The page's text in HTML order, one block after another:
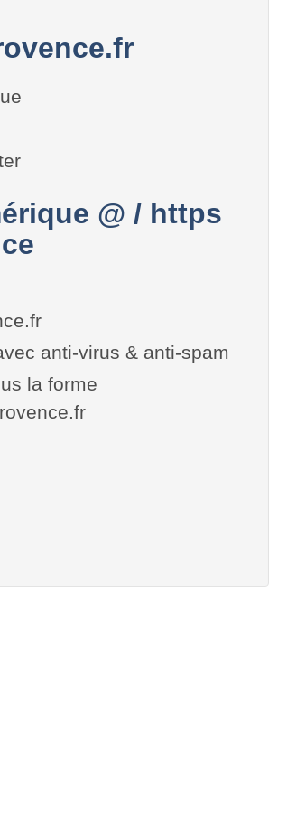
@ / https
anti-virus & anti-spam
la forme